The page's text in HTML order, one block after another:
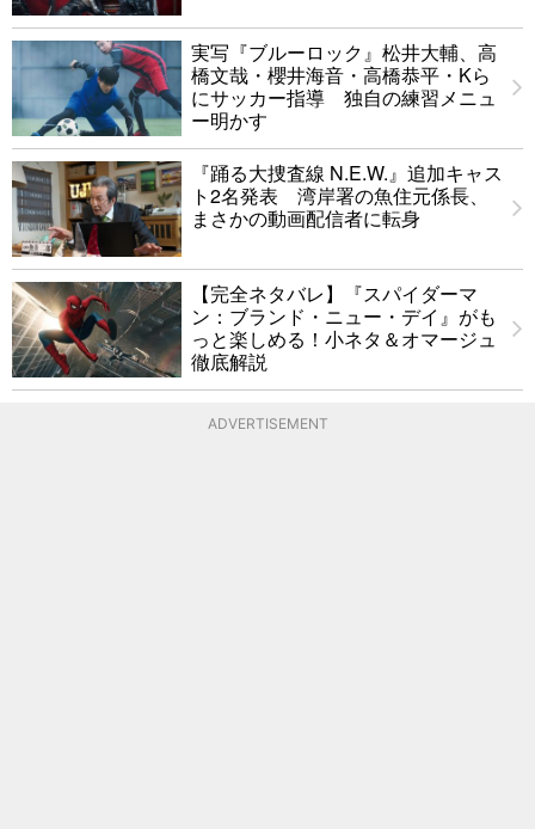
実写『ブルーロック』松井大輔、高
橋文哉・櫻井海音・高橋恭平・Kら
にサッカー指導 独自の練習メニュ
ー明かす
『踊る大捜査線 N.E.W.』追加キャス
ト2名発表 湾岸署の魚住元係長、
まさかの動画配信者に転身
【完全ネタバレ】『スパイダーマ
ン：ブランド・ニュー・デイ』がも
っと楽しめる！小ネタ＆オマージュ
徹底解説
ADVERTISEMENT